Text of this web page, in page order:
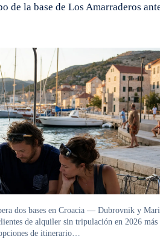
de la base de Los Amarraderos
dos bases en Croacia — Dubrovnik y
de alquiler sin tripulación en 2026 más
de itinerario…